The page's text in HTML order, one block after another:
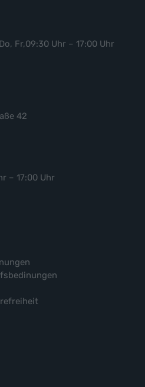
Fr,09:30 Uhr – 17:00 Uhr
42
– 17:00 Uhr